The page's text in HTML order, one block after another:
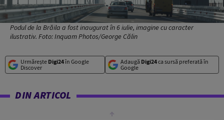
Podul de la Brăila a fost inaugurat în 6 iulie, imagine cu caracter
ilustrativ. Foto: Inquam Photos/George Călin
Urmărește Digi24în Google
Discover
Adaugă Digi24ca sursă preferată în
Google
DIN ARTICOL